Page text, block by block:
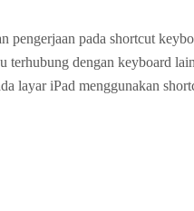
pengerjaan pada shortcut
dengan keyboard
layar iPad menggunakan